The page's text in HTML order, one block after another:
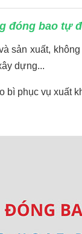
đóng bao tự
sản xuất,
dựng...
bì phục vụ